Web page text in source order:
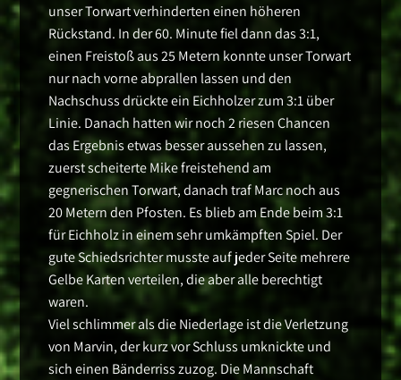
unser Torwart verhinderten einen höheren
Rückstand. In der 60. Minute fiel dann das 3:1,
einen Freistoß aus 25 Metern konnte unser Torwart
nur nach vorne abprallen lassen und den
Nachschuss drückte ein Eichholzer zum 3:1 über
Linie. Danach hatten wir noch 2 riesen Chancen
das Ergebnis etwas besser aussehen zu lassen,
zuerst scheiterte Mike freistehend am
gegnerischen Torwart, danach traf Marc noch aus
20 Metern den Pfosten. Es blieb am Ende beim 3:1
für Eichholz in einem sehr umkämpften Spiel. Der
gute Schiedsrichter musste auf jeder Seite mehrere
Gelbe Karten verteilen, die aber alle berechtigt
waren.
Viel schlimmer als die Niederlage ist die Verletzung
von Marvin, der kurz vor Schluss umknickte und
sich einen Bänderriss zuzog. Die Mannschaft